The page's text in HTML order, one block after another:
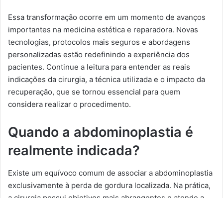
Essa transformação ocorre em um momento de avanços
importantes na medicina estética e reparadora. Novas
tecnologias, protocolos mais seguros e abordagens
personalizadas estão redefinindo a experiência dos
pacientes. Continue a leitura para entender as reais
indicações da cirurgia, a técnica utilizada e o impacto da
recuperação, que se tornou essencial para quem
considera realizar o procedimento.
Quando a abdominoplastia é
realmente indicada?
Existe um equívoco comum de associar a abdominoplastia
exclusivamente à perda de gordura localizada. Na prática,